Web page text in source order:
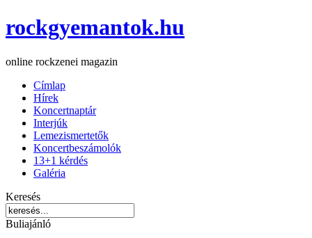
rockgyemantok.hu
online rockzenei magazin
Címlap
Hírek
Koncertnaptár
Interjúk
Lemezismertetők
Koncertbeszámolók
13+1 kérdés
Galéria
Keresés
Buliajánló